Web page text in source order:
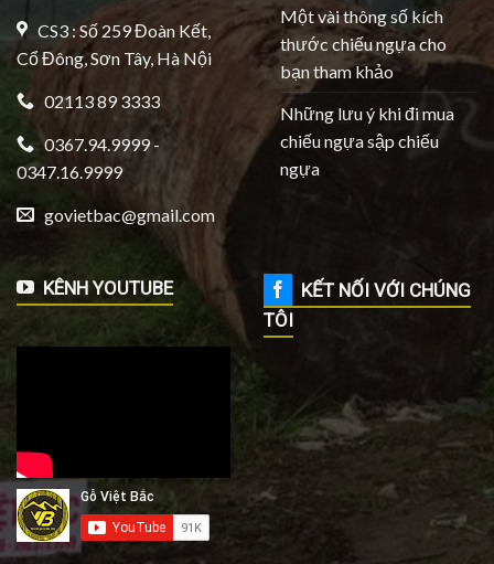
CS3 : Số 259 Đoàn Kết,
Cổ Đông, Sơn Tây, Hà Nội
02113 89 3333
0367.94.9999 -
0347.16.9999
govietbac@gmail.com
Một vài thông số kích
thước chiếu ngựa cho
bạn tham khảo
Những lưu ý khi đi mua
chiếu ngựa sập chiếu
ngựa
KÊNH YOUTUBE
KẾT NỐI VỚI CHÚNG
TÔI